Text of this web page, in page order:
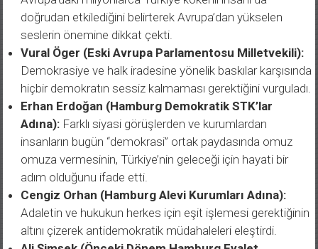
doğrudan etkilediğini belirterek Avrupa’dan yükselen
seslerin önemine dikkat çekti.
Vural Öger (Eski Avrupa Parlamentosu Milletvekili):
Demokrasiye ve halk iradesine yönelik baskılar karşısında
hiçbir demokratın sessiz kalmaması gerektiğini vurguladı.
Erhan Erdoğan (Hamburg Demokratik STK’lar
Adına): Farklı siyasi görüşlerden ve kurumlardan
insanların bugün “demokrasi” ortak paydasında omuz
omuza vermesinin, Türkiye’nin geleceği için hayati bir
adım olduğunu ifade etti.
Cengiz Orhan (Hamburg Alevi Kurumları Adına):
Adaletin ve hukukun herkes için eşit işlemesi gerektiğinin
altını çizerek antidemokratik müdahaleleri eleştirdi.
Ali Şimşek (Önceki Dönem Hamburg Eyalet